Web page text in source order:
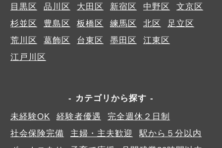
目黒区
品川区 大田区 新宿区 中野区
文京区
杉並区
豊島区 板橋区 練馬区 北区
足立区
荒川区
葛飾区 台東区 墨田区
江東区
江戸川区
カテゴリから探す
未経験OK
経験者優遇
完全週休２日制
社会保険完備
主婦・主夫歓迎
駅から５分以内